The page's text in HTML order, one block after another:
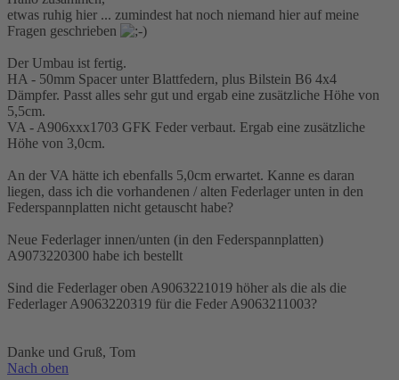
etwas ruhig hier ... zumindest hat noch niemand hier auf meine
Fragen geschrieben
Der Umbau ist fertig.
HA - 50mm Spacer unter Blattfedern, plus Bilstein B6 4x4
Dämpfer. Passt alles sehr gut und ergab eine zusätzliche Höhe von
5,5cm.
VA - A906xxx1703 GFK Feder verbaut. Ergab eine zusätzliche
Höhe von 3,0cm.
An der VA hätte ich ebenfalls 5,0cm erwartet. Kanne es daran
liegen, dass ich die vorhandenen / alten Federlager unten in den
Federspannplatten nicht getauscht habe?
Neue Federlager innen/unten (in den Federspannplatten)
A9073220300 habe ich bestellt
Sind die Federlager oben A9063221019 höher als die als die
Federlager A9063220319 für die Feder A9063211003?
Danke und Gruß, Tom
Nach oben